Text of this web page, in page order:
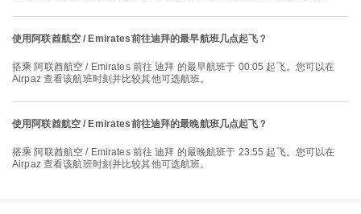
使用阿联酋航空 / Emirates前往迪拜的最早航班几点起飞？
搭乘 阿联酋航空 / Emirates 前往 迪拜 的最早航班于 00:05 起飞。您可以在
Airpaz 查看该航班时刻并比较其他可选航班。
使用阿联酋航空 / Emirates前往迪拜的最晚航班几点起飞？
搭乘 阿联酋航空 / Emirates 前往 迪拜 的最晚航班于 23:55 起飞。您可以在
Airpaz 查看该航班时刻并比较其他可选航班。